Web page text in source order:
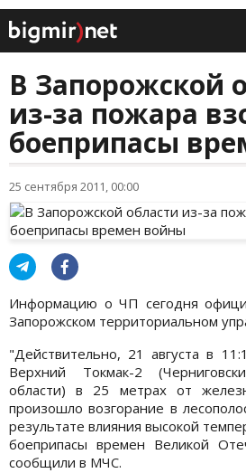
В Запорожской
из-за пожара
боеприпасы
25 сентября 2011, 00:00
Информацию о ЧП сегодня
Запорожском территориальном
"Действительно, 21 августа в
Верхний Токмак-2
области) в 25 метрах от
произошло возгорание в
результате влияния высокой
боеприпасы времен Великой
сообщили в МЧС.